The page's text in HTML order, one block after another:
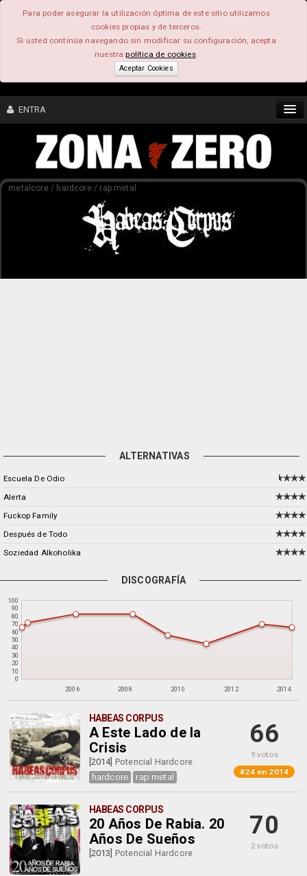
Para poder asegurar la utilización óptima de este sitio utilizamos
cookies propias y de terceros.
Si usted continúa navegando sin modificar su configuración, acepta
nuestrapolítica de cookies.
Aceptar Cookies
ENTRA
CONTENIDO
metalcore / hardcore / rap metal
ALTERNATIVAS
Escuela De Odio
Alerta
Fuckop Family
Después de Todo
Soziedad Alkoholika
DISCOGRAFÍA
2006 2008 2010 2012 2014
0
10
20
30
40
50
60
70
80
90
100
HABEAS CORPUS
A Este Lado de la
Crisis
[2014] Potencial Hardcore
hardcore
rap metal
66
9 votos
#24 en 2014
HABEAS CORPUS
20 Años De Rabia. 20
Años De Sueños
[2013] Potencial Hardcore
70
2 votos